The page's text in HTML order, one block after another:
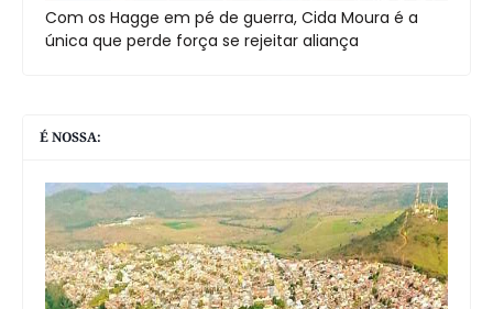
Com os Hagge em pé de guerra, Cida Moura é a
única que perde força se rejeitar aliança
É NOSSA: